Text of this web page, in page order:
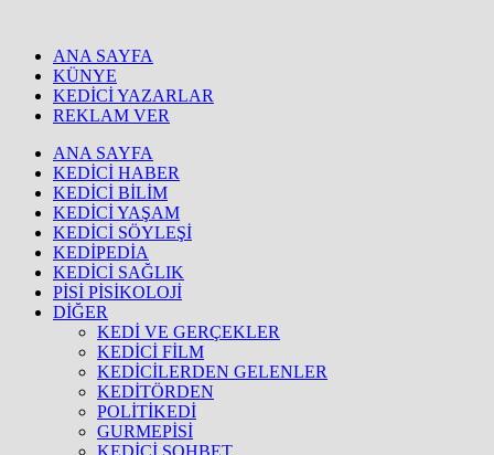
ANA SAYFA
KÜNYE
KEDİCİ YAZARLAR
REKLAM VER
ANA SAYFA
KEDİCİ HABER
KEDİCİ BİLİM
KEDİCİ YAŞAM
KEDİCİ SÖYLEŞİ
KEDİPEDİA
KEDİCİ SAĞLIK
PİSİ PİSİKOLOJİ
DİĞER
KEDİ VE GERÇEKLER
KEDİCİ FİLM
KEDİCİLERDEN GELENLER
KEDİTÖRDEN
POLİTİKEDİ
GURMEPİSİ
KEDİCİ SOHBET